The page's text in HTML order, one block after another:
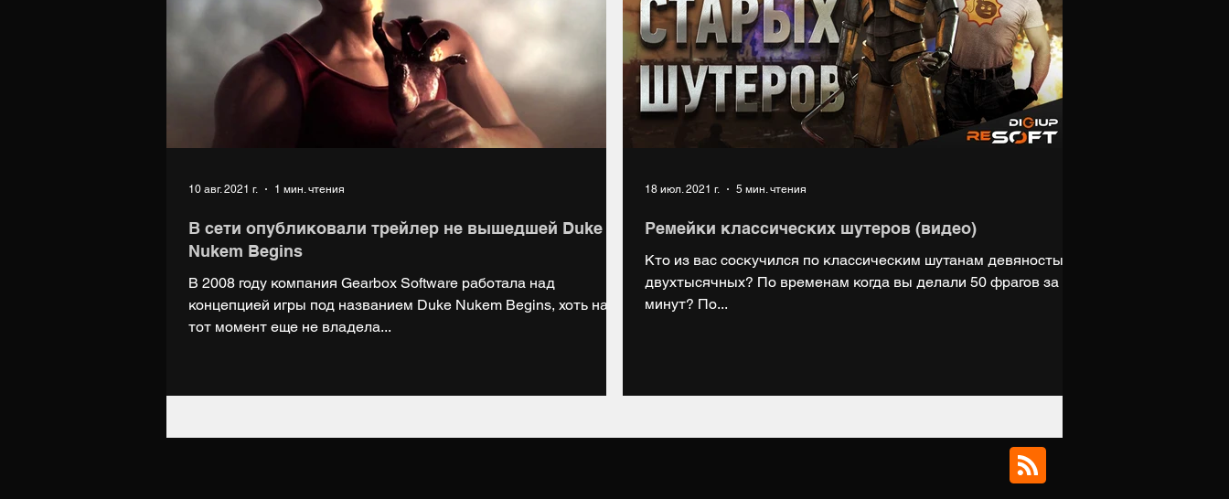
В сети опубликовали трейлер не вышедшей Duke
Nukem Begins
В 2008 году компания Gearbox Software работала над
концепцией игры под названием Duke Nukem Begins, хоть на
тот момент еще не владела...
10 авг. 2021 г. 1 мин. чтения
Ремейки классических шутеров (видео)
Кто из вас соскучился по классическим шутанам девяностых и
двухтысячных? По временам когда вы делали 50 фрагов за 5
минут? По...
18 июл. 2021 г. 5 мин. чтения